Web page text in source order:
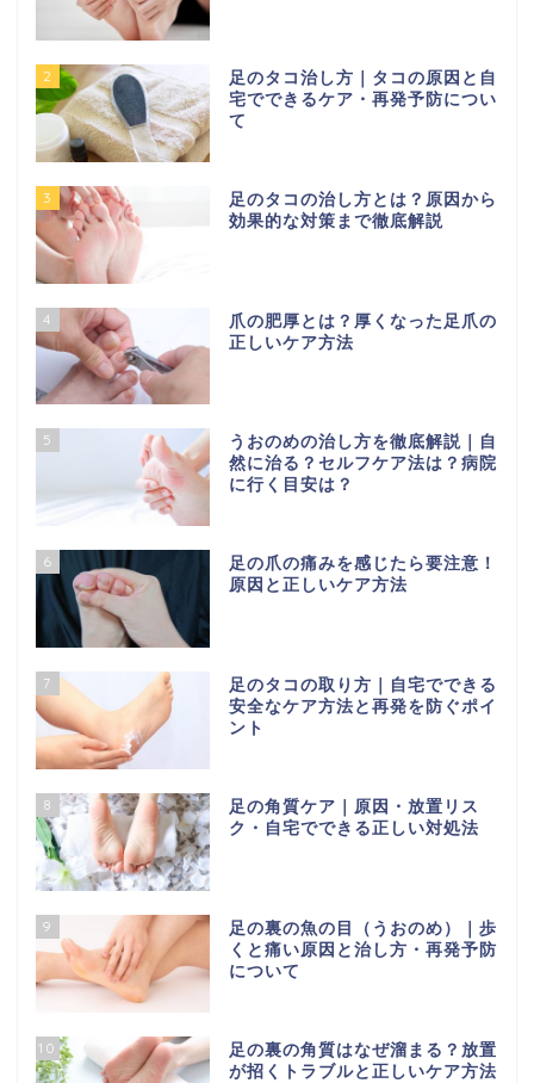
2
足のタコ治し方｜タコの原因と自
宅でできるケア・再発予防につい
て
3
足のタコの治し方とは？原因から
効果的な対策まで徹底解説
4
爪の肥厚とは？厚くなった足爪の
正しいケア方法
5
うおのめの治し方を徹底解説｜自
然に治る？セルフケア法は？病院
に行く目安は？
6
足の爪の痛みを感じたら要注意！
原因と正しいケア方法
7
足のタコの取り方｜自宅でできる
安全なケア方法と再発を防ぐポイ
ント
8
足の角質ケア｜原因・放置リス
ク・自宅でできる正しい対処法
9
足の裏の魚の目（うおのめ）｜歩
くと痛い原因と治し方・再発予防
について
10
足の裏の角質はなぜ溜まる？放置
が招くトラブルと正しいケア方法